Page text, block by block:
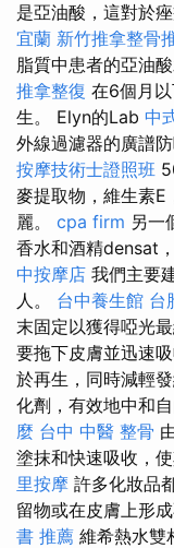
是亞油酸，這對於
宜蘭 新竹推拿整骨
脂質中患者的亞油
推拿整復 在6個月
生。 Elyn的Lab 中
外線過濾器的廣譜防
按摩技術士證照班
麥提取物，維生素
麗。 cpa firm 另一
香水和酒精densat
中按摩店 我們主要
人。 台中養生館 台
末固定以獲得啞光
要拖下皮膚並迅速
於再生，同時減輕發
化劑，有效地中和
麼 台中 中醫 整骨
塗抹和快速吸收，
里按摩 許多化妝品
留物或在皮膚上形
書 推薦 維希熱水雙